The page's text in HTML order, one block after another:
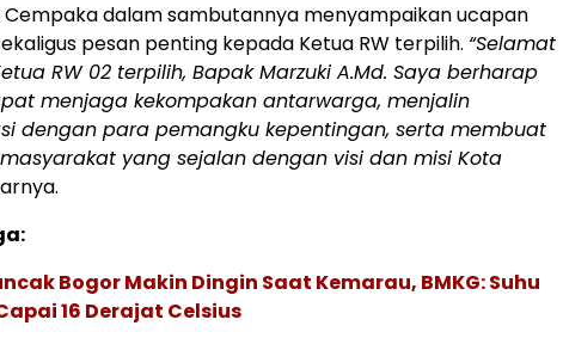
Cempaka dalam sambutannya menyampaikan ucapan
pesan penting kepada Ketua RW terpilih. “Selamat
RW 02 terpilih, Bapak Marzuki A.Md. Saya berharap
menjaga kekompakan antarwarga, menjalin
dengan para pemangku kepentingan, serta membuat
yang sejalan dengan visi dan misi Kota
Bogor Makin Dingin Saat Kemarau, BMKG: Suhu
16 Derajat Celsius